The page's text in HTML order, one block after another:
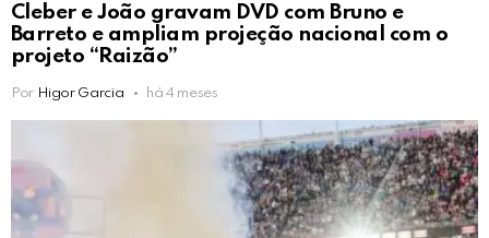
Cleber e João gravam DVD com Bruno e
Barreto e ampliam projeção nacional com o
projeto “Raizão”
Por Higor Garcia há 4 meses